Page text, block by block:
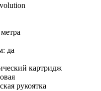
: да
картридж
рукоятка